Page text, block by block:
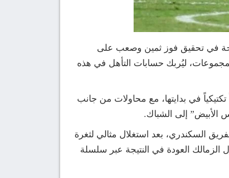
في تحقيق فوز ثمين وصعب على
ليُربك حسابات التأهل في هذه
في بدايتها، مع محاولات من جانب
الأبيض” إلى الشباك.
السكندري، بعد استغلال مثالي لثغرة
العودة في النتيجة عبر سلسلة